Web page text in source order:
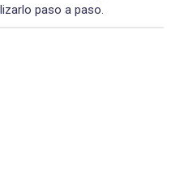
paso a paso.